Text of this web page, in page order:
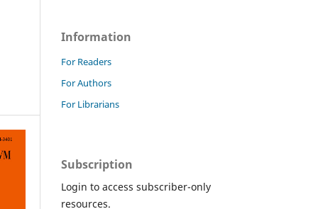
Information
For Readers
For Authors
For Librarians
Subscription
Login to access subscriber-only
resources.